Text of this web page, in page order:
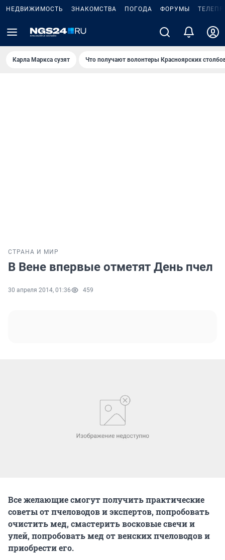
НЕДВИЖИМОСТЬ ЗНАКОМСТВА ПОГОДА ФОРУМЫ
Карла Маркса сузят Что получают волонтеры Красноярских
СТРАНА И МИР
В Вене впервые отметят День пчел
30 апреля 2014, 01:36 459
Все желающие смогут получить практические
советы от пчеловодов и экспертов, попробовать
очистить мед, смастерить восковые свечи и
улей, попробовать мед от венских пчеловодов и
приобрести его.